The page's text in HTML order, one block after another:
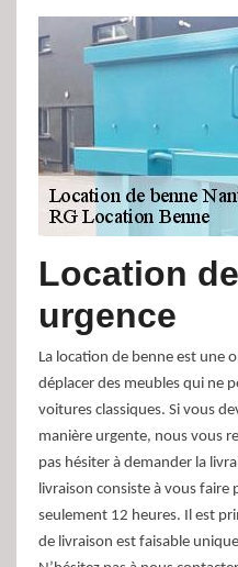
Location
urgence
La location de benne est une
déplacer des meubles qui ne
voitures classiques. Si vous
manière urgente, nous vous
pas hésiter à demander la
livraison consiste à vous faire
seulement 12 heures. Il est
de livraison est faisable